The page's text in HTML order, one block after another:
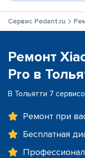
Сервис Pedant.ru
Ремонт
Pro в
В Тольятти 7
Ремонт при
Бесплатная